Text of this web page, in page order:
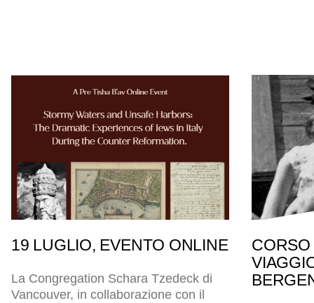
19 LUGLIO, EVENTO ONLINE
La Congregation Schara Tzedeck di
Vancouver, in collaborazione con il